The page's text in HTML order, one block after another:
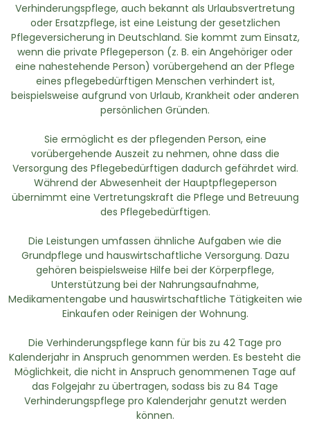
Verhinderungspflege, auch bekannt als Urlaubsvertretung
oder Ersatzpflege, ist eine Leistung der gesetzlichen
Pflegeversicherung in Deutschland. Sie kommt zum Einsatz,
wenn die private Pflegeperson (z. B. ein Angehöriger oder
eine nahestehende Person) vorübergehend an der Pflege
eines pflegebedürftigen Menschen verhindert ist,
beispielsweise aufgrund von Urlaub, Krankheit oder anderen
persönlichen Gründen.
Sie ermöglicht es der pflegenden Person, eine
vorübergehende Auszeit zu nehmen, ohne dass die
Versorgung des Pflegebedürftigen dadurch gefährdet wird.
Während der Abwesenheit der Hauptpflegeperson
übernimmt eine Vertretungskraft die Pflege und Betreuung
des Pflegebedürftigen.
Die Leistungen umfassen ähnliche Aufgaben wie die
Grundpflege und hauswirtschaftliche Versorgung. Dazu
gehören beispielsweise Hilfe bei der Körperpflege,
Unterstützung bei der Nahrungsaufnahme,
Medikamentengabe und hauswirtschaftliche Tätigkeiten wie
Einkaufen oder Reinigen der Wohnung.
Die Verhinderungspflege kann für bis zu 42 Tage pro
Kalenderjahr in Anspruch genommen werden. Es besteht die
Möglichkeit, die nicht in Anspruch genommenen Tage auf
das Folgejahr zu übertragen, sodass bis zu 84 Tage
Verhinderungspflege pro Kalenderjahr genutzt werden
können.